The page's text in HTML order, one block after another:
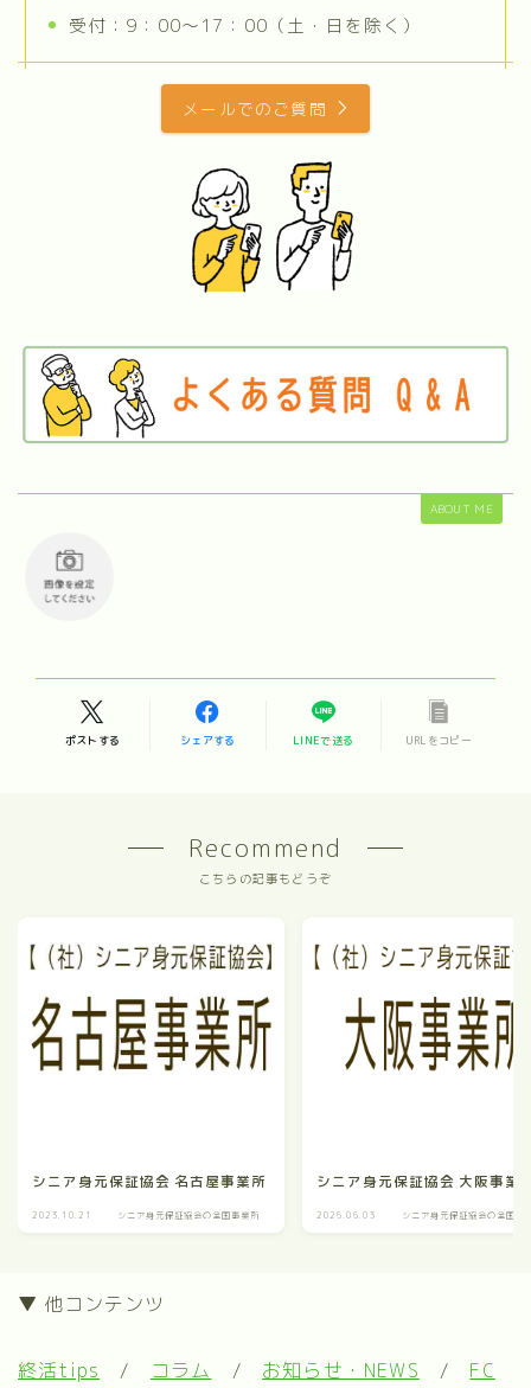
受付：9：00～17：00（土・日を除く）
メールでのご質問
ABOUT ME
ポストする シェアする LINEで送る URLをコピー
Recommend
こちらの記事もどうぞ
シニア身元保証協会 名古屋事業所
2023.10.21 シニア身元保証協会の全国事業所
シニア身元保証協会 大阪事業
2026.06.03 シニア身元保証協会の全国事
▼ 他コンテンツ
終活tips / コラム / お知らせ・NEWS / FC